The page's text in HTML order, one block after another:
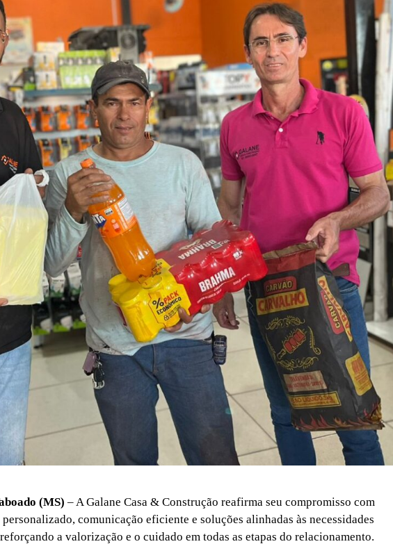
(MS) – A Galane Casa & Construção reafirma seu compromisso com
comunicação eficiente e soluções alinhadas às necessidades
a valorização e o cuidado em todas as etapas do relacionamento.